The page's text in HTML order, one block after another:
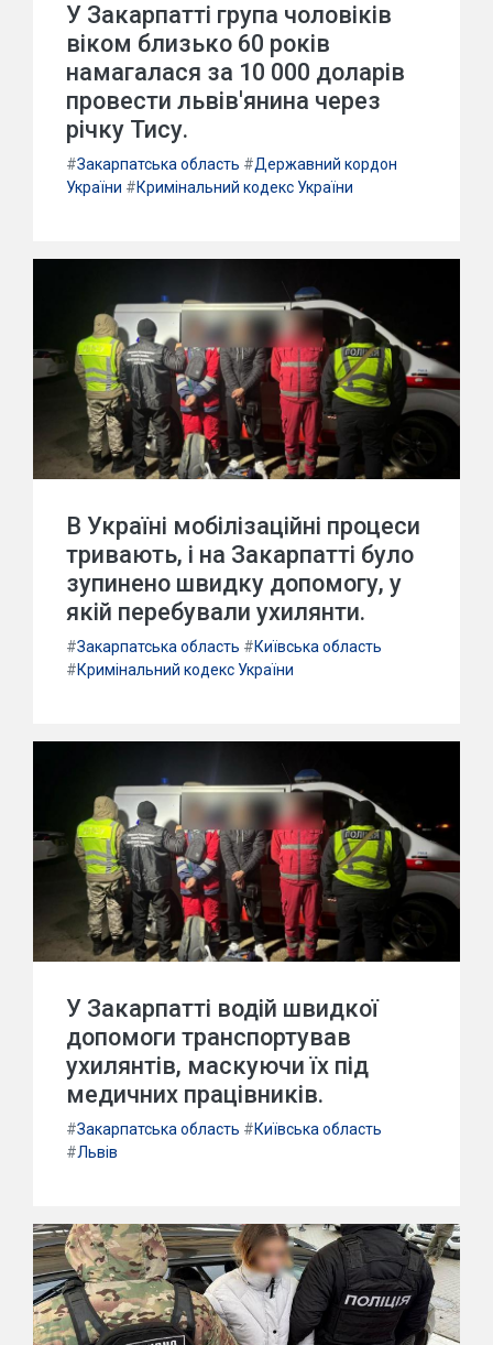
У Закарпатті група чоловіків
віком близько 60 років
намагалася за 10 000 доларів
провести львів'янина через
річку Тису.
#Закарпатська область #Державний кордон
України #Кримінальний кодекс України
В Україні мобілізаційні процеси
тривають, і на Закарпатті було
зупинено швидку допомогу, у
якій перебували ухилянти.
#Закарпатська область #Київська область
#Кримінальний кодекс України
У Закарпатті водій швидкої
допомоги транспортував
ухилянтів, маскуючи їх під
медичних працівників.
#Закарпатська область #Київська область
#Львів